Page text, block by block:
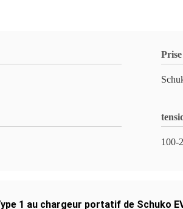
100-
1 au chargeur portatif de Schuko